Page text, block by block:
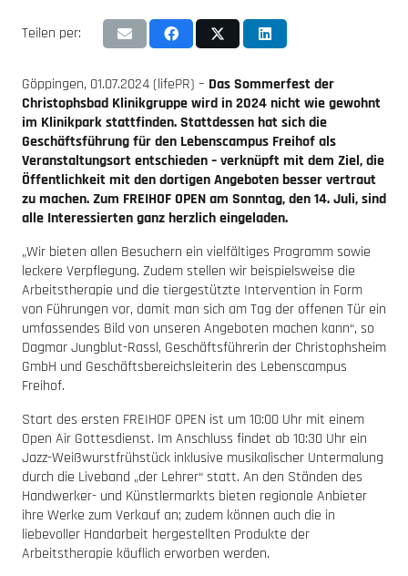
Teilen per:
Göppingen, 01.07.2024 (lifePR) – Das Sommerfest der
Christophsbad Klinikgruppe wird in 2024 nicht wie gewohnt
im Klinikpark stattfinden. Stattdessen hat sich die
Geschäftsführung für den Lebenscampus Freihof als
Veranstaltungsort entschieden – verknüpft mit dem Ziel, die
Öffentlichkeit mit den dortigen Angeboten besser vertraut
zu machen. Zum FREIHOF OPEN am Sonntag, den 14. Juli, sind
alle Interessierten ganz herzlich eingeladen.
„Wir bieten allen Besuchern ein vielfältiges Programm sowie
leckere Verpflegung. Zudem stellen wir beispielsweise die
Arbeitstherapie und die tiergestützte Intervention in Form
von Führungen vor, damit man sich am Tag der offenen Tür ein
umfassendes Bild von unseren Angeboten machen kann“, so
Dagmar Jungblut-Rassl, Geschäftsführerin der Christophsheim
GmbH und Geschäftsbereichsleiterin des Lebenscampus
Freihof.
Start des ersten FREIHOF OPEN ist um 10:00 Uhr mit einem
Open Air Gottesdienst. Im Anschluss findet ab 10:30 Uhr ein
Jazz-Weißwurstfrühstück inklusive musikalischer Untermalung
durch die Liveband „der Lehrer“ statt. An den Ständen des
Handwerker- und Künstlermarkts bieten regionale Anbieter
ihre Werke zum Verkauf an; zudem können auch die in
liebevoller Handarbeit hergestellten Produkte der
Arbeitstherapie käuflich erworben werden.